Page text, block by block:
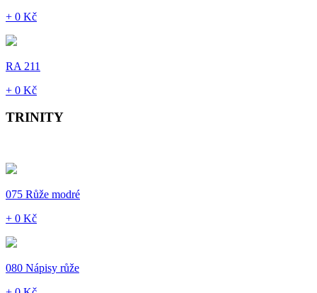
+ 0 Kč
RA 211
+ 0 Kč
TRINITY
075 Růže modré
+ 0 Kč
080 Nápisy růže